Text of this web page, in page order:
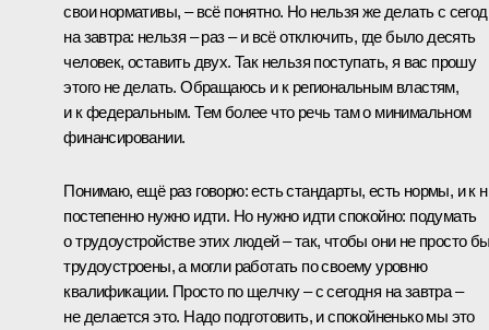
свои нормативы, – всё понятно. Но нельзя же делать с
на завтра: нельзя – раз – и всё отключить, где было десять
человек, оставить двух. Так нельзя поступать, я вас прошу
этого не делать. Обращаюсь и к региональным властям,
и к федеральным. Тем более что речь там о минимальном
финансировании.
Понимаю, ещё раз говорю: есть стандарты, есть нормы, и к
постепенно нужно идти. Но нужно идти спокойно: подумать
о трудоустройстве этих людей – так, чтобы они не просто
трудоустроены, а могли работать по своему уровню
квалификации. Просто по щелчку – с сегодня на завтра –
не делается это. Надо подготовить, и спокойненько мы это